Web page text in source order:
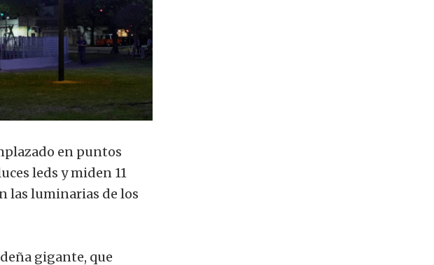
en puntos
leds y miden 11
las luminarias de los
gigante, que